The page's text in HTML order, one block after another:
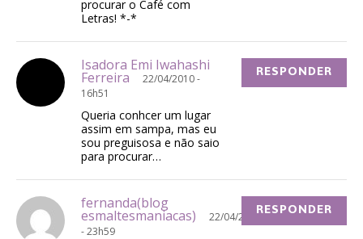
procurar o Café com
Letras! *-*
Isadora Emi Iwahashi
Ferreira
22/04/2010 -
16h51
Queria conhcer um lugar
assim em sampa, mas eu
sou preguisosa e não saio
para procurar…
RESPONDER
fernanda(blog
esmaltesmaniacas)
22/04/2010
- 23h59
RESPONDER